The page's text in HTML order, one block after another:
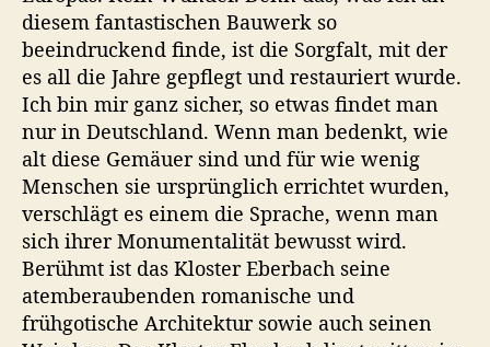
u
n
s
t
d
e
n
k
a
l
s
diesem fantastischen Bauwerk so
beeindruckend finde, ist die Sorgfalt, mit der
es all die Jahre gepflegt und restauriert wurde.
Ich bin mir ganz sicher, so etwas findet man
nur in Deutschland. Wenn man bedenkt, wie
alt diese Gemäuer sind und für wie wenig
Menschen sie ursprünglich errichtet wurden,
verschlägt es einem die Sprache, wenn man
sich ihrer Monumentalität bewusst wird.
Berühmt ist das Kloster Eberbach seine
atemberaubenden romanische und
frühgotische Architektur sowie auch seinen